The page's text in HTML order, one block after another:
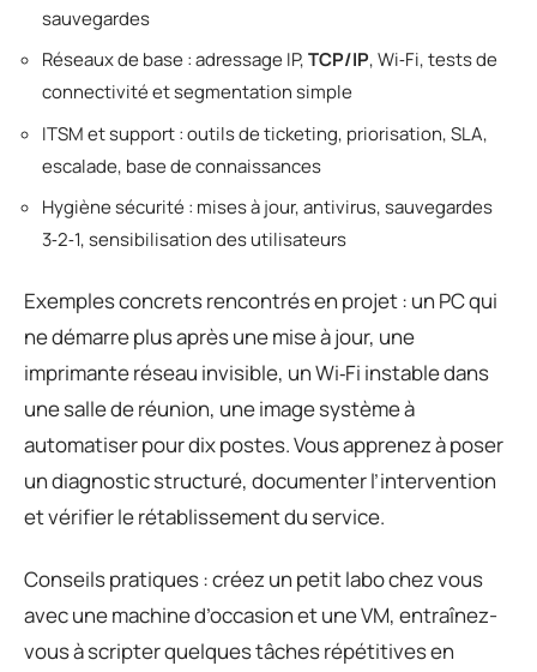
sauvegardes
Réseaux de base : adressage IP,TCP/IP, Wi‑Fi, tests de
connectivité et segmentation simple
ITSM et support : outils de ticketing, priorisation, SLA,
escalade, base de connaissances
Hygiène sécurité : mises à jour, antivirus, sauvegardes
3‑2‑1, sensibilisation des utilisateurs
Exemples concrets rencontrés en projet : un PC qui
ne démarre plus après une mise à jour, une
imprimante réseau invisible, un Wi‑Fi instable dans
une salle de réunion, une image système à
automatiser pour dix postes. Vous apprenez à poser
un diagnostic structuré, documenter l’intervention
et vérifier le rétablissement du service.
Conseils pratiques : créez un petit labo chez vous
avec une machine d’occasion et une VM, entraînez-
vous à script­er quelques tâches répétitives en